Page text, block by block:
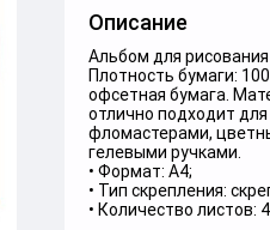
Описание
Альбом для
Плотность бумаги:
офсетная бумага.
отлично подходит
фломастерами,
гелевыми ручками.
• Формат: А4;
• Тип скрепления:
• Количество листов: